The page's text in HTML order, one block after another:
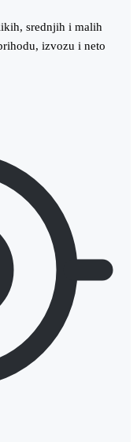
srednjih i malih
izvozu i neto